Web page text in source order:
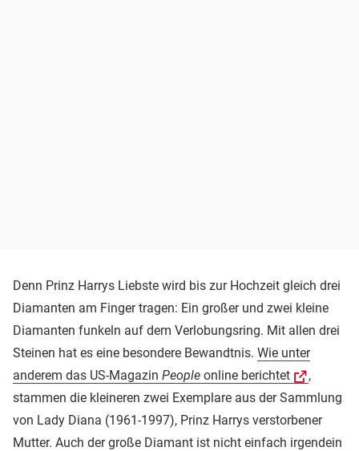
Denn Prinz Harrys Liebste wird bis zur Hochzeit gleich drei
Diamanten am Finger tragen: Ein großer und zwei kleine
Diamanten funkeln auf dem Verlobungsring. Mit allen drei
Steinen hat es eine besondere Bewandtnis. Wie unter
anderem das US-Magazin People online berichtet
,
stammen die kleineren zwei Exemplare aus der Sammlung
von Lady Diana (1961-1997), Prinz Harrys verstorbener
Mutter. Auch der große Diamant ist nicht einfach irgendein